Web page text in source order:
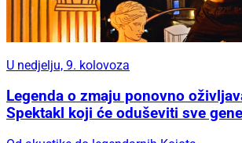
U nedjelju, 9. kolovoza
Legenda o zmaju ponovno
Spektakl koji će oduševiti sve